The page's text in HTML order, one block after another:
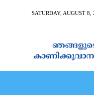
SATURDAY, AUGUST 8,